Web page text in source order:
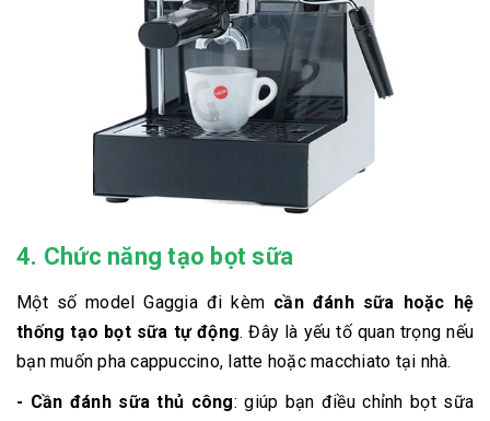
4. Chức năng tạo bọt sữa
Một số model Gaggia đi kèm cần đánh sữa hoặc hệ
thống tạo bọt sữa tự động. Đây là yếu tố quan trọng nếu
bạn muốn pha cappuccino, latte hoặc macchiato tại nhà.
- Cần đánh sữa thủ công: giúp bạn điều chỉnh bọt sữa